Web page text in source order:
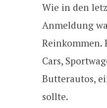
Wie in den
Anmeldung
Reinkommen.
Cars,
Butterautos,
sollte.